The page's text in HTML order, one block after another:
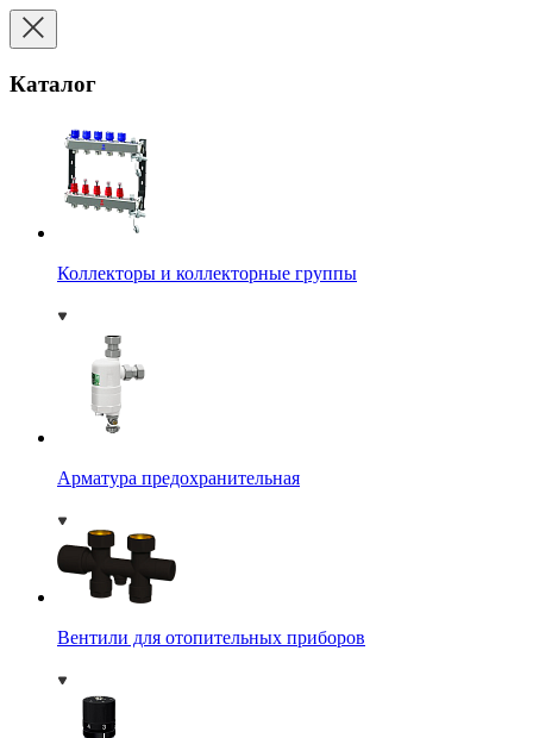
Каталог
Коллекторы и коллекторные группы
Арматура предохранительная
Вентили для отопительных приборов